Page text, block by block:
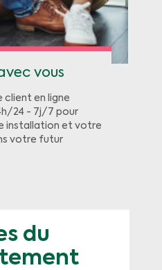
vous
client en ligne
24 - 7j/7 pour
installation et votre
votre futur
du